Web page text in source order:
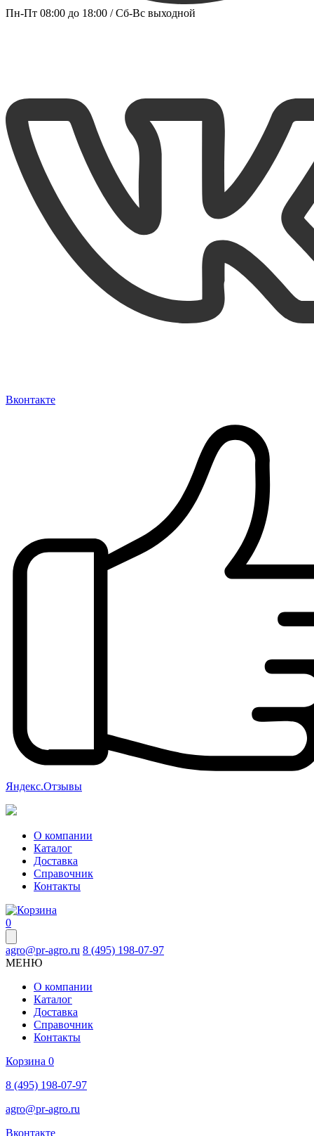
Пн-Пт 08:00 до 18:00 / Сб-Вс выходной
Вконтакте
Яндекс.Отзывы
О компании
Каталог
Доставка
Справочник
Контакты
0
agro@pr-agro.ru 8 (495) 198-07-97
МЕНЮ
О компании
Каталог
Доставка
Справочник
Контакты
Корзина 0
8 (495) 198-07-97
agro@pr-agro.ru
Вконтакте